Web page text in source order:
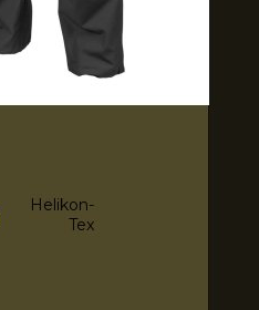
Helikon-
Tex